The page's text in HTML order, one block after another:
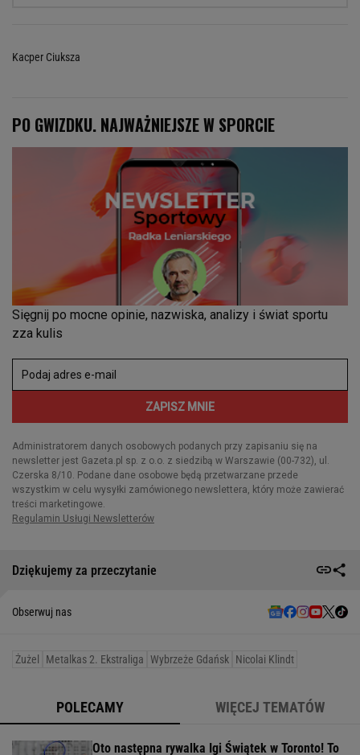
Kacper Ciuksza
Dziękujemy za przeczytanie
Obserwuj nas
Żużel Metalkas 2. Ekstraliga Wybrzeże Gdańsk Nicolai Klindt
POLECAMY WIĘCEJ TEMATÓW
Oto następna rywalka Igi Świątek w Toronto! To